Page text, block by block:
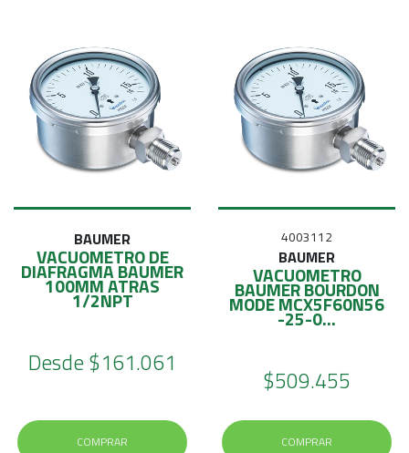
BAUMER
VACUOMETRO DE
DIAFRAGMA BAUMER
100MM ATRAS
1/2NPT
Desde$161.061
COMPRAR
4003112
BAUMER
VACUOMETRO
BAUMER BOURDON
MODE MCX5F60N56
-25-0...
$509.455
COMPRAR